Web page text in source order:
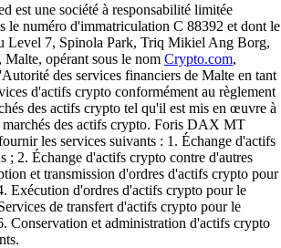
une société à responsabilité limitée
le numéro d'immatriculation C 88392 et dont le
Level 7, Spinola Park, Triq Mikiel Ang Borg,
opérant sous le nom Crypto.com,
des services financiers de Malte en tant
d'actifs crypto conformément au règlement
des actifs crypto tel qu'il est mis en œuvre à
des actifs crypto. Foris DAX MT
les services suivants : 1. Échange d'actifs
; 2. Échange d'actifs crypto contre d'autres
et transmission d'ordres d'actifs crypto pour
Exécution d'ordres d'actifs crypto pour le
de transfert d'actifs crypto pour le
Conservation et administration d'actifs crypto